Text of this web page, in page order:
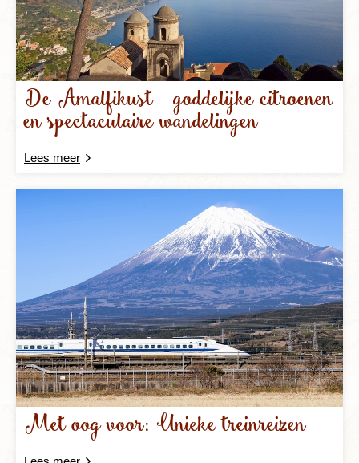
De Amalfikust - goddelijke citroenen
en spectaculaire wandelingen
Lees meer
Met oog voor: Unieke treinreizen